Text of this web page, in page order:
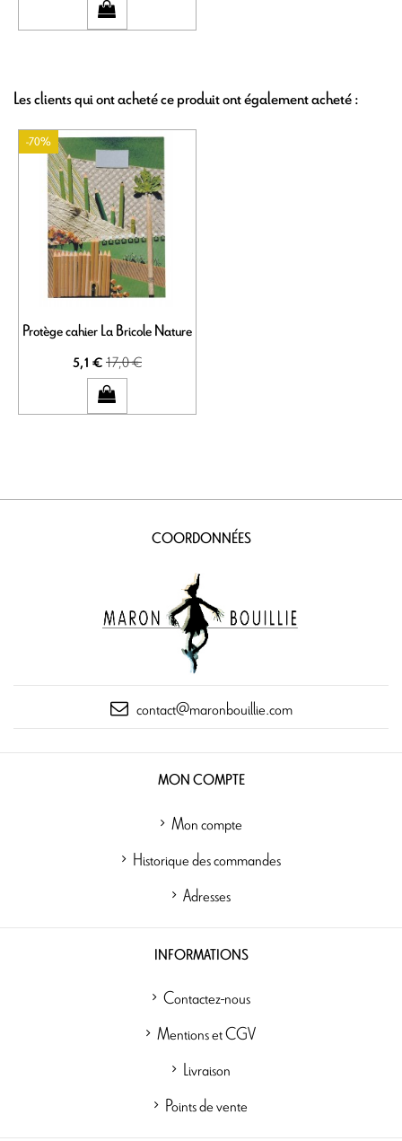
Les clients qui ont acheté ce produit ont également acheté :
-70%
Protège cahier La Bricole Nature
5,1 €17,0 €
COORDONNÉES
contact@maronbouillie.com
MON COMPTE
Mon compte
Historique des commandes
Adresses
INFORMATIONS
Contactez-nous
Mentions et CGV
Livraison
Points de vente